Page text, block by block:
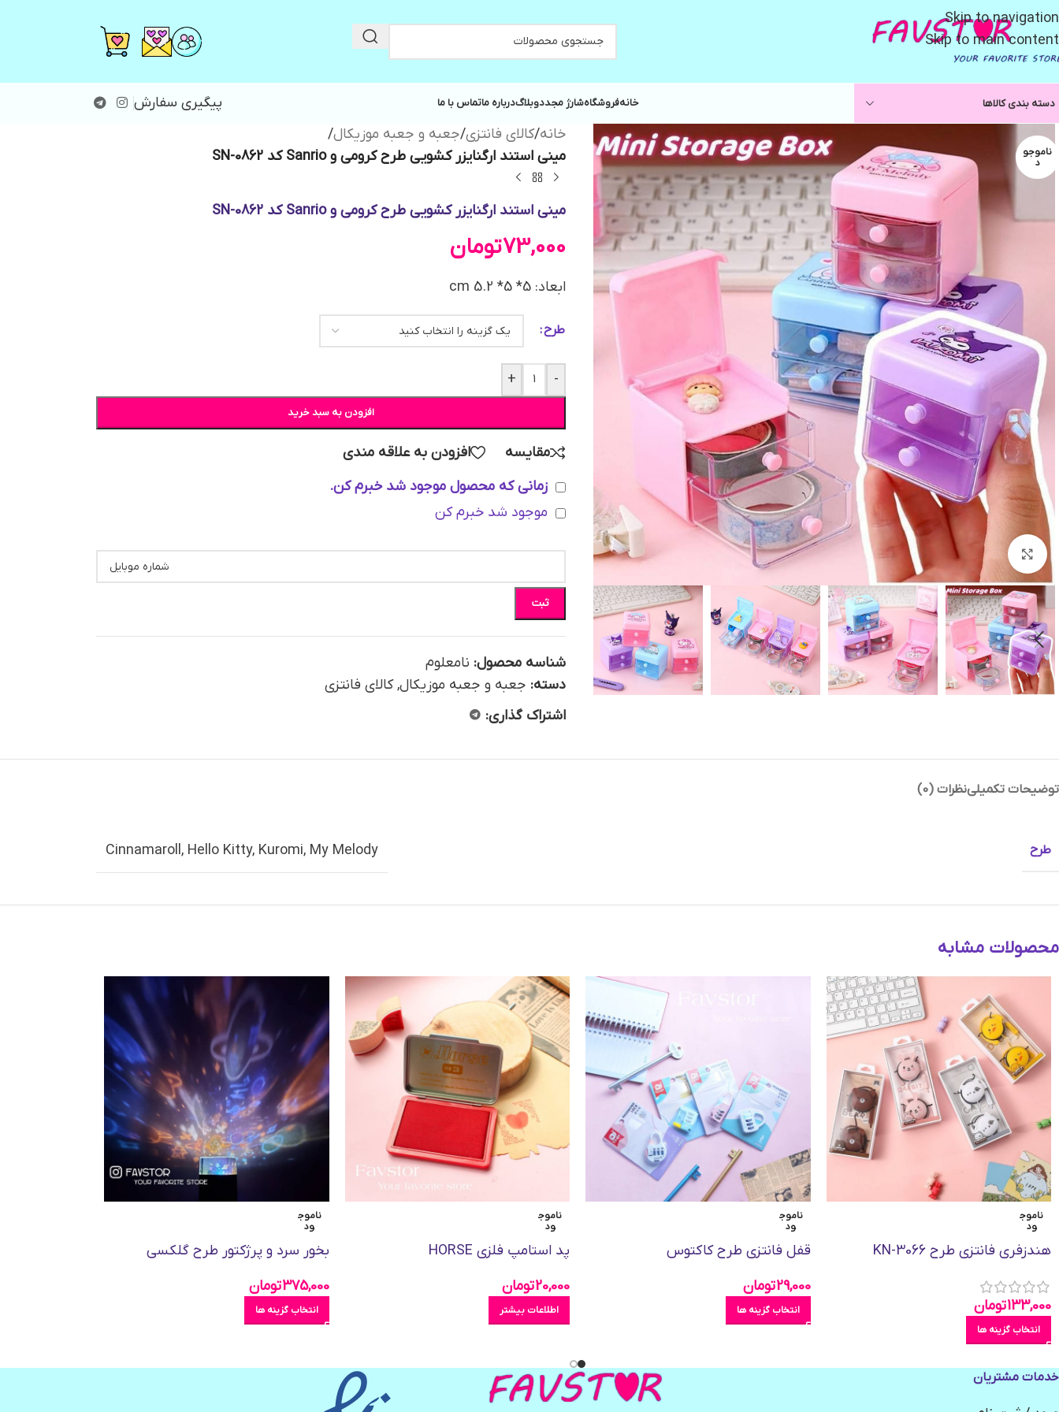
Skip to navigation
Skip to main content
دسته بندی کالاها خانهفروشگاهشارژ مجددوبلاگدرباره ماتماس با ما پیگیری سفارش
ناموجو
د
بزرگنمایی تصویر
خانه/کالای فانتزی/جعبه و جعبه موزیکال/
مینی استند ارگنایزر کشویی طرح کرومی و Sanrio کد SN-0862
مینی استند ارگنایزر کشویی طرح کرومی و Sanrio کد SN-0862
73,000تومان
ابعاد: 5* 5* 5.2 cm
طرح
-
+
افزودن به سبد خرید
مقایسه
افزودن به علاقه مندی
زمانی که محصول موجود شد خبرم کن.
موجود شد خبرم کن
ثبت
شناسه محصول: نامعلوم
دسته: جعبه و جعبه موزیکال, کالای فانتزی
اشتراک گذاری:
توضیحات تکمیلینظرات (0)
طرح Cinnamaroll, Hello Kitty, Kuromi, My Melody
محصولات مشابه
ناموج
ود
هندزفری فانتزی طرح KN-3066
133,000تومان
انتخاب گزینه ها
ناموج
ود
قفل فانتزی طرح کاکتوس
29,000تومان
انتخاب گزینه ها
ناموج
ود
پد استامپ فلزی HORSE
20,000تومان
اطلاعات بیشتر
ناموج
ود
بخور سرد و پرژکتور طرح گلکسی
375,000تومان
انتخاب گزینه ها
خدمات مشتریان